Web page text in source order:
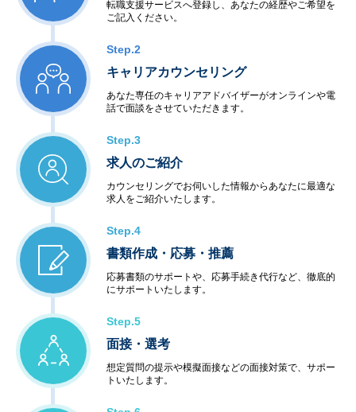
転職支援サービスへ登録し、あなたの経歴やご希望を
ご記入ください。
Step.2
キャリアカウンセリング
あなた専任のキャリアアドバイザーがオンラインや電
話で面談をさせていただきます。
Step.3
求人のご紹介
カウンセリングでお伺いした情報からあなたに最適な
求人をご紹介いたします。
Step.4
書類作成・応募・推薦
応募書類のサポートや、応募手続き代行など、徹底的
にサポートいたします。
Step.5
面接・選考
想定質問の提示や模擬面接などの面接対策で、サポー
トいたします。